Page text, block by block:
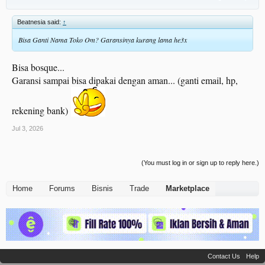
Bisa Upload 2rb Produk
Kesehatan Toko Ijo
0 Penalti
Harga : 400K
KOntak : 0851 3761 1437
Siapkan email fresh dan no hp fresh yang belum terdaftar shopee sebelum order
Beatnesia said: ↑
Bisa Ganti Nama Toko Om? Garansinya kurang lama he3x
Bisa bosque...
Garansi sampai bisa dipakai dengan aman... (ganti email, hp,
rekening bank)
Jul 3, 2026
(You must log in or sign up to reply here.)
Home Forums Bisnis Trade Marketplace
Contact Us Help